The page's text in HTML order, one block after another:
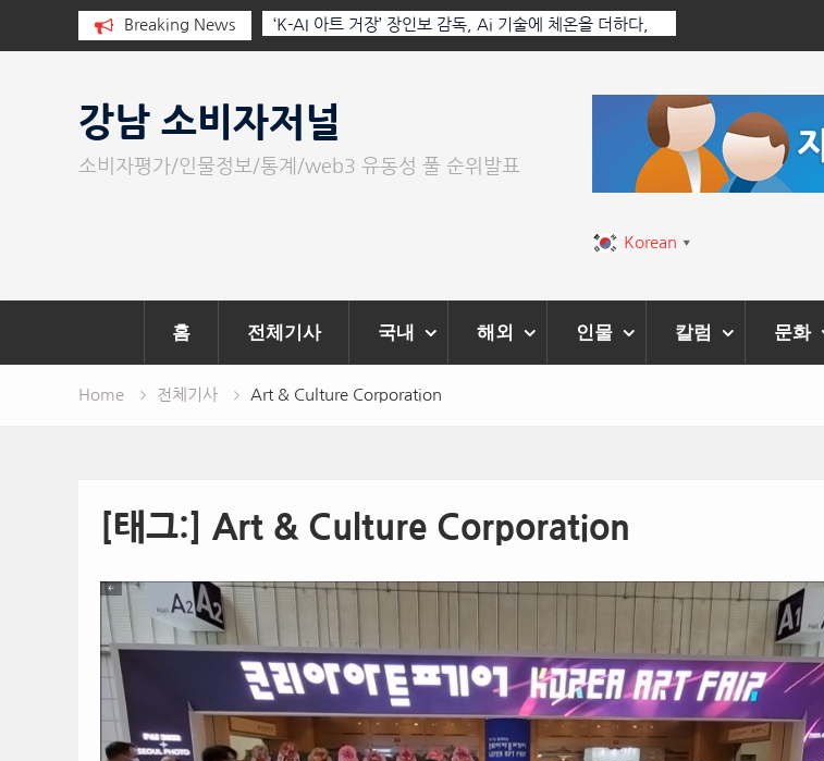
Breaking News
청문회: 진실을 부르는 힘은 고성
이다.
‘K-AI 아트 거장’ 장인보 감독, Ai 기술에 체온을 더하다,
‘2026 제2회 애니멀 아트 페스티벌’ 성황리에 막 내려
강남 소비자저널
소비자평가/인물정보/통계/web3 유동성 풀 순위발표
Korean ▼
홈 전체기사 국내 해외 인물 칼럼 문화
Home 전체기사 Art & Culture Corporation
[태그:] Art & Culture Corporation